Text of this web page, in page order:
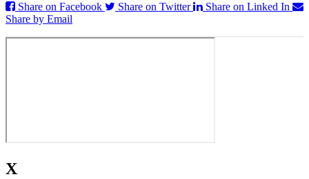
Share on Facebook
Share on Twitter
Share on Linked In
Share by Email
X